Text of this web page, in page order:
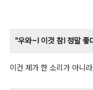
"우와~! 이것 참! 정말 좋
이건 제가 한 소리가 아니